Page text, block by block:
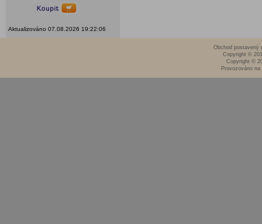
Aktualizováno 07.08.2026 19:22:06
Obchod postavený
Copyright ©
Copyright ©
Provozováno